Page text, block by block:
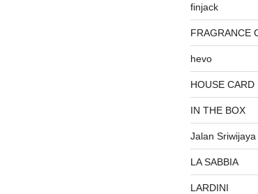
finjack
FRAGRANCE
hevo
HOUSE CARD
IN THE BOX
Jalan Sriwijaya
LA SABBIA
LARDINI